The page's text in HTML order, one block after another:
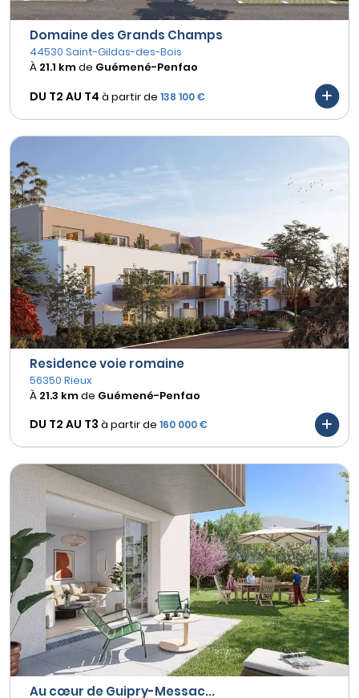
Domaine des Grands Champs
44530 Saint-Gildas-des-Bois
À 21.1 kmde Guémené-Penfao
DU T2 AU T4 à partir de 138 100 €
Residence voie romaine
56350 Rieux
À 21.3 kmde Guémené-Penfao
DU T2 AU T3 à partir de 160 000 €
Au cœur de Guipry-Messac...